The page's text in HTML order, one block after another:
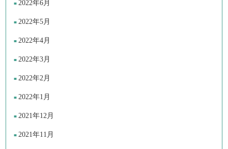
2022年6月
2022年5月
2022年4月
2022年3月
2022年2月
2022年1月
2021年12月
2021年11月